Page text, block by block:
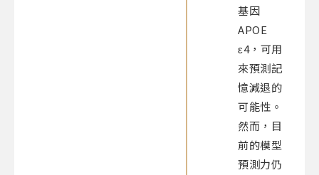
基因
APOE
ε4，可用
來預測記
憶減退的
可能性。
然而，目
前的模型
預測力仍